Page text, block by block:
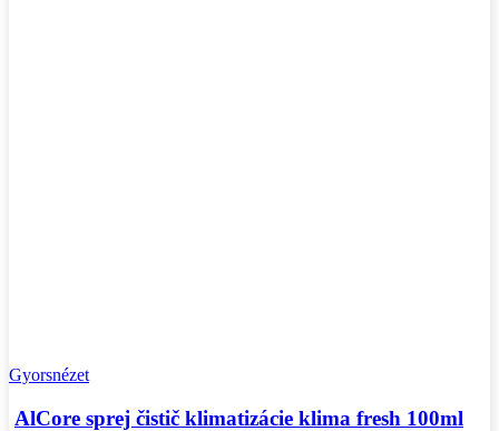
Gyorsnézet
AlCore sprej čistič klimatizácie klima fresh 100ml